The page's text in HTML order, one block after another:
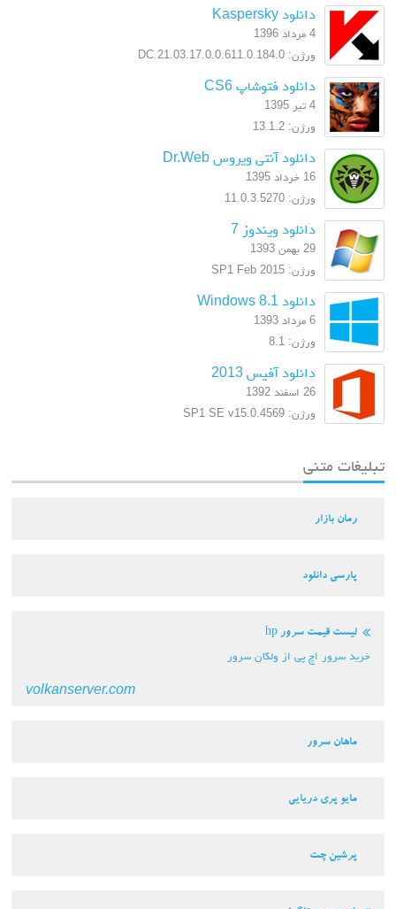
دانلود Kaspersky
4 مرداد 1396
ورژن: 17.0.0.611.0.184.0.DC.21.03
دانلود فتوشاپ CS6
4 تیر 1395
ورژن: 13.1.2
دانلود آنتی ویروس Dr.Web
16 خرداد 1395
ورژن: 11.0.3.5270
دانلود ویندوز 7
29 بهمن 1393
ورژن: SP1 Feb 2015
دانلود Windows 8.1
6 مرداد 1393
ورژن: 8.1
دانلود آفیس 2013
26 اسفند 1392
ورژن: SP1 SE v15.0.4569
تبلیغات متنی
رمان بازار
پارسی دانلود
لیست قیمت سرور hp
خرید سرور اچ پی از ولکان سرور
volkanserver.com
ماهان سرور
مایو پری دریایی
پرشین چت